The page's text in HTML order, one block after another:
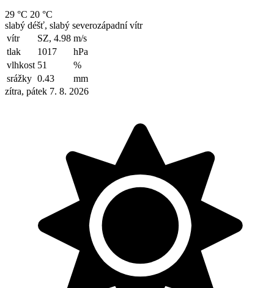
29 °C 20 °C
slabý déšť, slabý severozápadní vítr
vítr
SZ, 4.98 m/s
tlak
1017
hPa
vlhkost 51
%
srážky 0.43
mm
zítra, pátek 7. 8. 2026